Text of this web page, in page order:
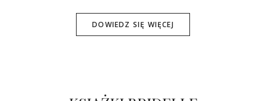
DOWIEDZ SIĘ WIĘCEJ